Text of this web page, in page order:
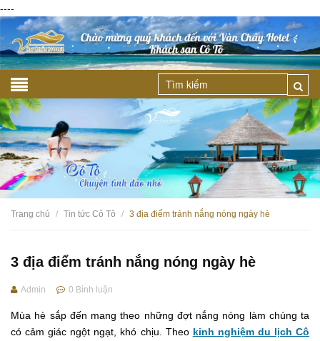
----
Trang chủ / Tin tức Cô Tô / 3 địa điểm tránh nắng nóng ngày hè
3 địa điểm tránh nắng nóng ngày hè
Admin 0 Bình luận
Mùa hè sắp đến mang theo những đợt nắng nóng làm chúng ta
có cảm giác ngột ngạt, khó chịu. Theo kinh nghiệm du lịch Cô